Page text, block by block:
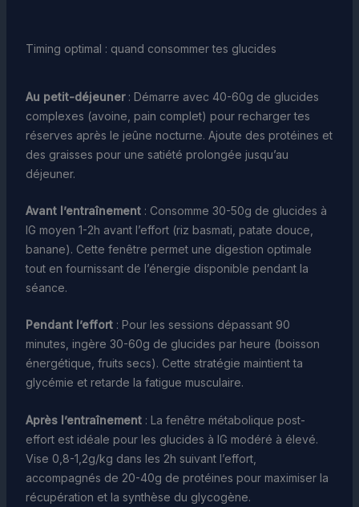
Timing optimal : quand consommer tes glucides
Au petit-déjeuner: Démarre avec 40-60g de glucides
complexes (avoine, pain complet) pour recharger tes
réserves après le jeûne nocturne. Ajoute des protéines et
des graisses pour une satiété prolongée jusqu’au
déjeuner.
Avant l’entraînement: Consomme 30-50g de glucides à
IG moyen 1-2h avant l’effort (riz basmati, patate douce,
banane). Cette fenêtre permet une digestion optimale
tout en fournissant de l’énergie disponible pendant la
séance.
Pendant l’effort: Pour les sessions dépassant 90
minutes, ingère 30-60g de glucides par heure (boisson
énergétique, fruits secs). Cette stratégie maintient ta
glycémie et retarde la fatigue musculaire.
Après l’entraînement: La fenêtre métabolique post-
effort est idéale pour les glucides à IG modéré à élevé.
Vise 0,8-1,2g/kg dans les 2h suivant l’effort,
accompagnés de 20-40g de protéines pour maximiser la
récupération et la synthèse du glycogène.